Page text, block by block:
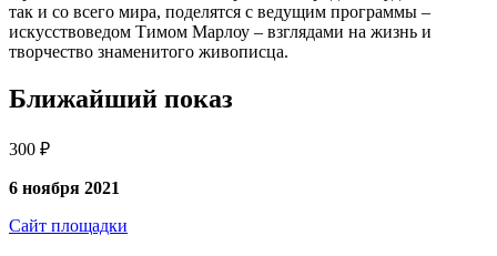
так и со всего мира, поделятся с ведущим программы –
искусствоведом Тимом Марлоу – взглядами на жизнь и
творчество знаменитого живописца.
Ближайший показ
300 ₽
6 ноября 2021
Сайт площадки